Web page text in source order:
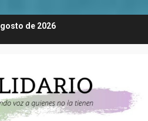
de 2026